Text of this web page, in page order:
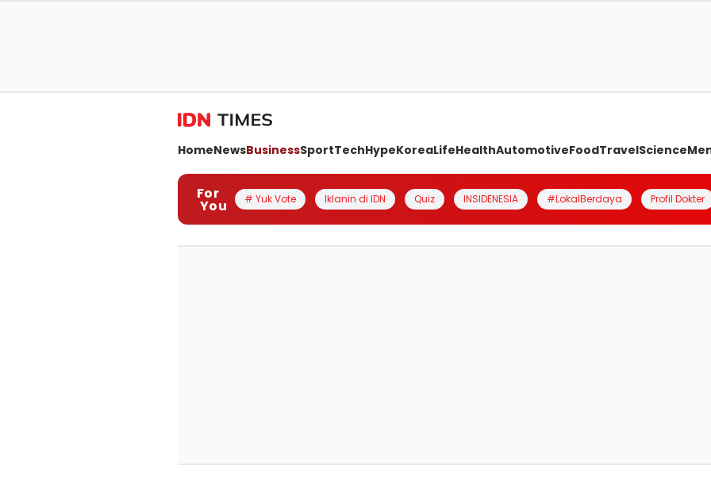
HomeNewsBusinessSportTechHypeKoreaLifeHealthAutomotiveFoodTravelScience
For
You # Yuk Vote Iklanin di IDN Quiz INSIDENESIA #LokalBerdaya Profil Dokter